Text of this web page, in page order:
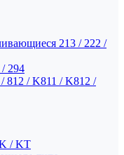
213 / 222 /
294
812 / K811 / K812 /
/ KT